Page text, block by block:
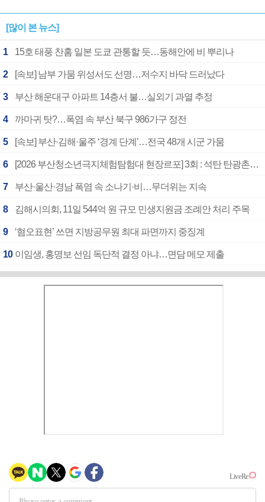
[많이 본 뉴스]
1 15호 태풍 찬홈 일본 도쿄 관통할 듯…동해안에 비 뿌리나
2 [속보] 남부 가뭄 위성서도 선명…저수지 바닥 드러났다
3 부산 해운대구 아파트 14층서 불…실외기 과열 추정
4 까마귀 탓?…폭염 속 부산 북구 986가구 정전
5 [속보] 부산·김해·울주 ‘경계 단계’…전국 48개 시군 가뭄
6 [2026 부산청소년극지체험탐험대 현장르포] 3회 : 석탄 탄광촌에서 북극 연구의 중심지로
7 부산·울산·경남 폭염 속 소나기·비…무더위는 지속
8 김해시의회, 11일 544억 원 규모 민생지원금 조례안 처리 주목
9 ‘혐오표현’ 쓰면 지방공무원 최대 파면까지 중징계
10 이임생, 홍명보 선임 독단적 결정 아냐…면담 메모 제출